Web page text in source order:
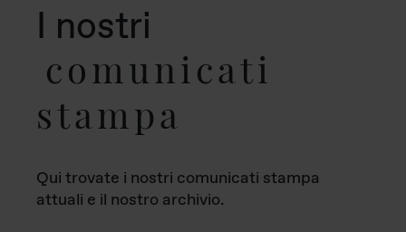
I nostri
comunicati
stampa
Qui trovate i nostri comunicati stampa
attuali e il nostro archivio.